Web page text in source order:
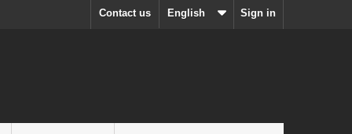
Sign in
English
Contact us